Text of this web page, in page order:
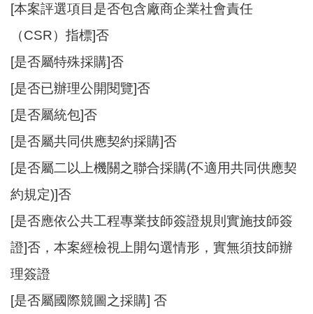
私
政
策
政
網
站
料
開
放
宣
告
網
站
安
[本案評選項目是否包含廠商企業社會責任
（CSR）指標]否
[是否屬特殊採購]否
[是否已辦理公開閱覽]否
[是否屬統包]否
[是否屬共同供應契約採購]否
[是否屬二以上機關之聯合採購(不適用共同供應契
約規定)]否
[是否應依公共工程專業技師簽證規則實施技師簽
證]否，本案經檢視上開勾選情形，實無須技師辦
理簽證
[是否屬國際競圖之採購] 否